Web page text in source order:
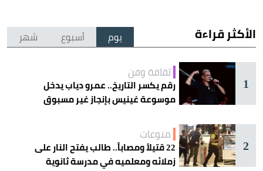
الأكثر قراءة يوم أسبوع شهر
1
ثقافة وفن
رقم يكسر التاريخ.. عمرو دياب يدخل
موسوعة غينيس بإنجاز غير مسبوق
2
منوعات
22 قتيلاً ومصاباً.. طالب يفتح النار على
زملائه ومعلميه في مدرسة ثانوية